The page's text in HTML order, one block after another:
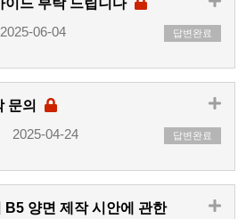
이드 부탁 드립니다
2025-06-04 답변완료
문의
2025-04-24 답변완료
B5 양면 제작 시안에 관한